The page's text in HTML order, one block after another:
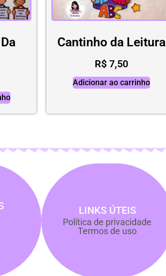
Cantinho da Leitura
R$7,50
Adicionar ao carrinho
LINKS ÚTEIS
Política de privacidade
Termos de uso